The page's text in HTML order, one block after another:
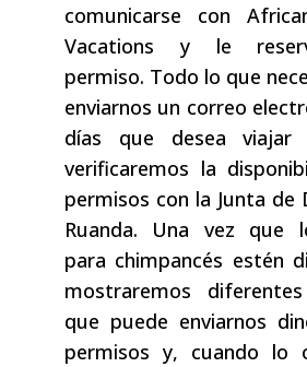
comunicarse con
Vacations y le
permiso. Todo lo que
enviarnos un correo
días que desea viajar
verificaremos la
permisos con la Junta de
Ruanda. Una vez que
para chimpancés estén
mostraremos
que puede enviarnos
permisos y, cuando lo